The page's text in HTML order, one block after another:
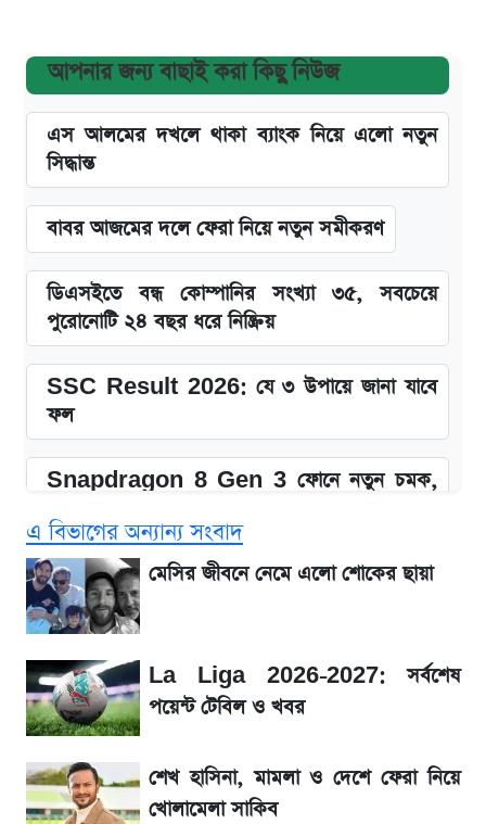
আপনার জন্য বাছাই করা কিছু নিউজ
এস আলমের দখলে থাকা ব্যাংক নিয়ে এলো নতুন
সিদ্ধান্ত
বাবর আজমের দলে ফেরা নিয়ে নতুন সমীকরণ
ডিএসইতে বন্ধ কোম্পানির সংখ্যা ৩৫, সবচেয়ে
পুরোনোটি ২৪ বছর ধরে নিষ্ক্রিয়
SSC Result 2026: যে ৩ উপায়ে জানা যাবে
ফল
Snapdragon 8 Gen 3 ফোনে নতুন চমক,
SSC Result 2026 প্রকাশ সোমবার,
ওয়েবসাইট ও এসএমএসে জানার নিয়ম
১৮০ দিনের মূল্যায়ন শেষে মন্ত্রিসভায় পরিবর্তন
জেনে নিন আজকের সোনা ও রুপার সর্বশেষ দাম
আগে দেখে নিন, আজকের সোনার নতুন দাম
এ বিভাগের অন্যান্য সংবাদ
মেসির জীবনে নেমে এলো শোকের ছায়া
La Liga 2026-2027: সর্বশেষ
পয়েন্ট টেবিল ও খবর
শেখ হাসিনা, মামলা ও দেশে ফেরা নিয়ে
খোলামেলা সাকিব